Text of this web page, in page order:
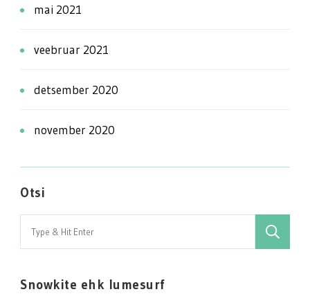
mai 2021
veebruar 2021
detsember 2020
november 2020
Otsi
Search
for:
Snowkite ehk lumesurf